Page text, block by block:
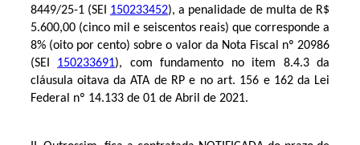
8449/25-1 (SEI 150233452), a penalidade de multa de R$
5.600,00 (cinco mil e seiscentos reais) que corresponde a
8% (oito por cento) sobre o valor da Nota Fiscal nº 20986
(SEI 150233691), com fundamento no item 8.4.3 da
cláusula oitava da ATA de RP e no art. 156 e 162 da Lei
Federal nº 14.133 de 01 de Abril de 2021.